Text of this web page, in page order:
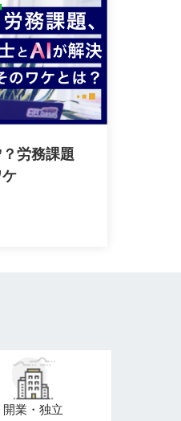
労務課題
開業・独立